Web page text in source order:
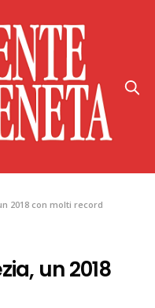
2018 con molti record
un 2018